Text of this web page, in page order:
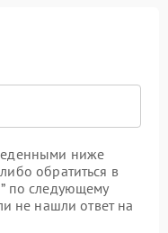
ниже
обратиться в
по следующему
не нашли ответ на